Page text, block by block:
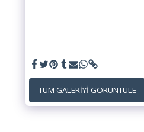
TÜM GALERIYI GÖRÜNTÜLE